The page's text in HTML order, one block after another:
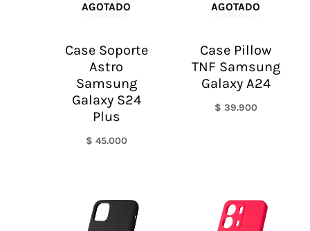
AGOTADO
Case Soporte
Astro
Samsung
Galaxy S24
Plus
$ 45.000
AGOTADO
Case Pillow
TNF Samsung
Galaxy A24
$ 39.900